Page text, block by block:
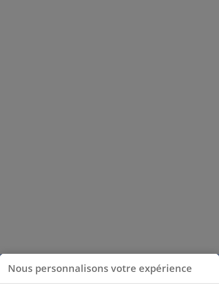
Nous personnalisons votre expérience